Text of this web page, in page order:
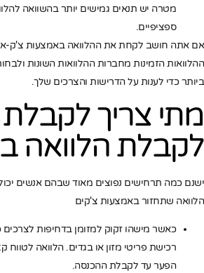
מטרה יש תנאים גמישים יותר בהשוואה
ספציפיים.
אם אתה חושב לקחת את ההלוואה באמצעות צ'ק-
ההלוואות הזמינות מחברות ההלוואות השונות
ביותר כדי לענות על הדרישות והצרכים שלך.
מתי צריך
לקבלת הלוואה
ישנם כמה תרחישים נפוצים מאוד שבהם אנשים
הלוואה שתחזור באמצעות צ'קים
כאשר מישהו זקוק למזומן בדחיפות
רכישת פריטי מזון או בגדים. הלוואה לטווח
הפער עד לקבלת ההכנסה.